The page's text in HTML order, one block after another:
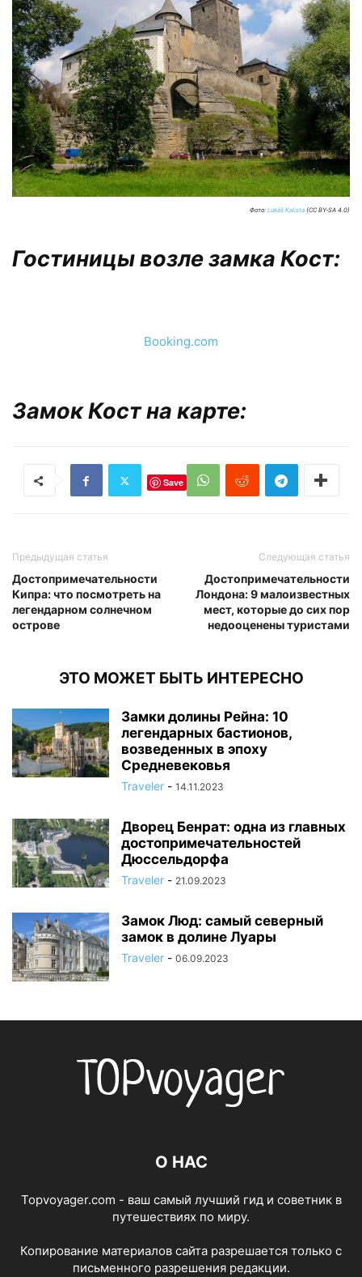
Фото: Lukáš Kalista (CC BY-SA 4.0)
Гостиницы возле замка Кост:
Booking.com
Замок Кост на карте:
Save
Предыдущая статья
Достопримечательности
Кипра: что посмотреть на
легендарном солнечном
острове
Следующая статья
Достопримечательности
Лондона: 9 малоизвестных
мест, которые до сих пор
недооценены туристами
ЭТО МОЖЕТ БЫТЬ ИНТЕРЕСНО
Замки долины Рейна: 10
легендарных бастионов,
возведенных в эпоху
Средневековья
Traveler - 14.11.2023
Дворец Бенрат: одна из главных
достопримечательностей
Дюссельдорфа
Traveler - 21.09.2023
Замок Люд: самый северный
замок в долине Луары
Traveler - 06.09.2023
О НАС
Topvoyager.com - ваш самый лучший гид и советник в
путешествиях по миру.
Копирование материалов сайта разрешается только с
письменного разрешения редакции.